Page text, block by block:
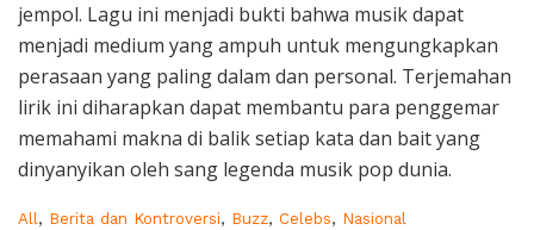
jempol. Lagu ini menjadi bukti bahwa musik dapat
menjadi medium yang ampuh untuk mengungkapkan
perasaan yang paling dalam dan personal. Terjemahan
lirik ini diharapkan dapat membantu para penggemar
memahami makna di balik setiap kata dan bait yang
dinyanyikan oleh sang legenda musik pop dunia.
C
All, Berita dan Kontroversi, Buzz, Celebs, Nasional